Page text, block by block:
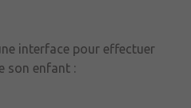
interface pour effectuer
son enfant :